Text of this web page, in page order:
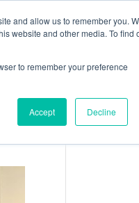
and allow us to remember you.
website and other media. To find
to remember your preference
Accept Decline
CARRIÈRES
Français